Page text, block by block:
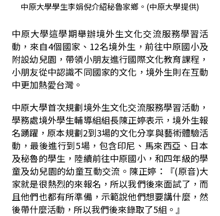
中原大學學生李娟倪介紹秘魯家鄉。(中原大學提供)
中原大學這學期舉辦境外生文化交流服務學習活
動，來自4個國家、12名境外生，前往中原國小及
附設幼兒園，帶領小朋友進行國際文化教育課程，
小朋友從中認識不同國家的文化，境外生則在互動
中更加熱愛台灣。
中原大學首次規劃境外生文化交流服務學習活動，
學務處境外學生輔導組組長陳正婷表示，境外生報
名踴躍，原本規劃2到3場的文化分享與藝術體驗活
動，最後進行到5場，包含印尼、馬來西亞、日本
及秘魯的學生，陸續前往中原國小，和四年級的學
童及幼兒園的幼童互動交流。陳正婷：『(原音)大
家就是很熱烈的來報名，所以我們後來面試了，而
且他們也都有所準備，示範說他們想要講什麼，然
後帶什麼活動，所以我們後來錄取了5組。』